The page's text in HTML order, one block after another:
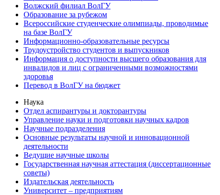
Волжский филиал ВолГУ
Образование за рубежом
Всероссийские студенческие олимпиады, проводимые
на базе ВолГУ
Информационно-образовательные ресурсы
Трудоустройство студентов и выпускников
Информация о доступности высшего образования для
инвалидов и лиц с ограниченными возможностями
здоровья
Перевод в ВолГУ на бюджет
Наука
Отдел аспирантуры и докторантуры
Управление науки и подготовки научных кадров
Научные подразделения
Основные результаты научной и инновационной
деятельности
Ведущие научные школы
Государственная научная аттестация (диссертационные
советы)
Издательская деятельность
Университет – предприятиям